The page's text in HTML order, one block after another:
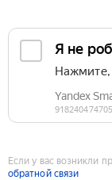
Если у вас возникли
обратной связи